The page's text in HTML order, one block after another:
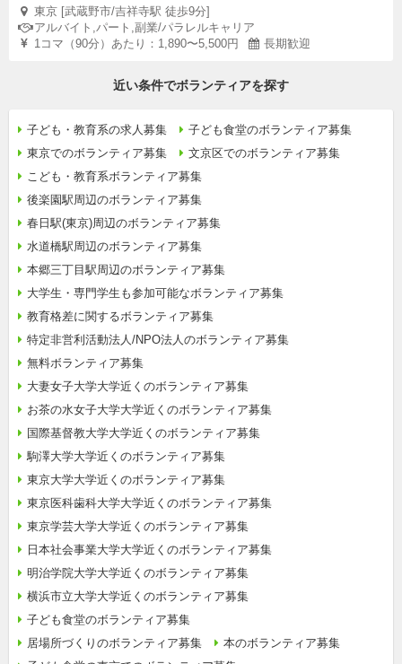
東京 [武蔵野市/吉祥寺駅 徒歩9分]
アルバイト,パート,副業/パラレルキャリア
1コマ（90分）あたり：1,890〜5,500円
長期歓迎
近い条件でボランティアを探す
子ども・教育系の求人募集
子ども食堂のボランティア募集
東京でのボランティア募集
文京区でのボランティア募集
こども・教育系ボランティア募集
後楽園駅周辺のボランティア募集
春日駅(東京)周辺のボランティア募集
水道橋駅周辺のボランティア募集
本郷三丁目駅周辺のボランティア募集
大学生・専門学生も参加可能なボランティア募集
教育格差に関するボランティア募集
特定非営利活動法人/NPO法人のボランティア募集
無料ボランティア募集
大妻女子大学大学近くのボランティア募集
お茶の水女子大学大学近くのボランティア募集
国際基督教大学大学近くのボランティア募集
駒澤大学大学近くのボランティア募集
東京大学大学近くのボランティア募集
東京医科歯科大学大学近くのボランティア募集
東京学芸大学大学近くのボランティア募集
日本社会事業大学大学近くのボランティア募集
明治学院大学大学近くのボランティア募集
横浜市立大学大学近くのボランティア募集
子ども食堂のボランティア募集
居場所づくりのボランティア募集
本のボランティア募集